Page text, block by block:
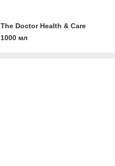
The Doctor Health & Care
1000 мл